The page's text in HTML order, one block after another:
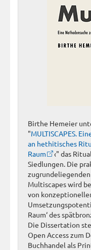
Birthe Hemeier
"MULTISCAPES.
an hethitisches
Raum
‹" das
Siedlungen. Die
Multiscapes wird
von
Raum‘ des
Die Dissertation
Open Access zum
Buchhandel als